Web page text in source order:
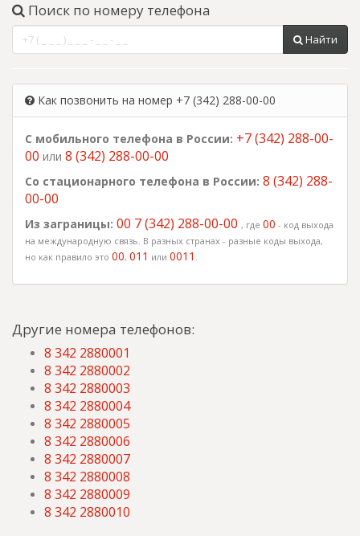
Поиск по номеру телефона
Найти
Как позвонить на номер +7 (342) 288-00-00
С мобильного телефона в России: +7 (342) 288-00-
00 или 8 (342) 288-00-00
Со стационарного телефона в России: 8 (342) 288-
00-00
Из заграницы: 00 7 (342) 288-00-00 , где 00 - код выхода
на международную связь. В разных странах - разные коды выхода,
но как правило это 00, 011 или 0011 .
Другие номера телефонов:
8 342 2880001
8 342 2880002
8 342 2880003
8 342 2880004
8 342 2880005
8 342 2880006
8 342 2880007
8 342 2880008
8 342 2880009
8 342 2880010